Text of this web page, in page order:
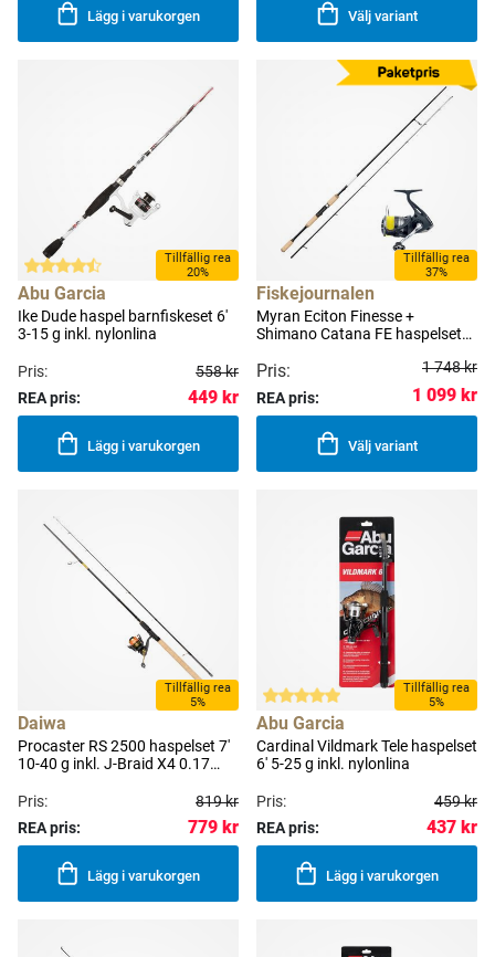
Lägg i varukorgen Välj variant
Tillfällig rea
20%
Abu Garcia
Ike Dude haspel barnfiskeset 6'
3-15 g inkl. nylonlina
Pris:
558 kr
REA pris:
449 kr
Lägg i varukorgen
Tillfällig rea
37%
Fiskejournalen
Myran Eciton Finesse +
Shimano Catana FE haspelset
Pris:
1 748 kr
REA pris:
1 099 kr
Välj variant
Tillfällig rea
5%
Daiwa
Procaster RS 2500 haspelset 7'
10-40 g inkl. J-Braid X4 0.17
Pris:
819 kr
REA pris:
779 kr
Lägg i varukorgen
Tillfällig rea
5%
Abu Garcia
Cardinal Vildmark Tele haspelset
6' 5-25 g inkl. nylonlina
Pris:
459 kr
REA pris:
437 kr
Lägg i varukorgen